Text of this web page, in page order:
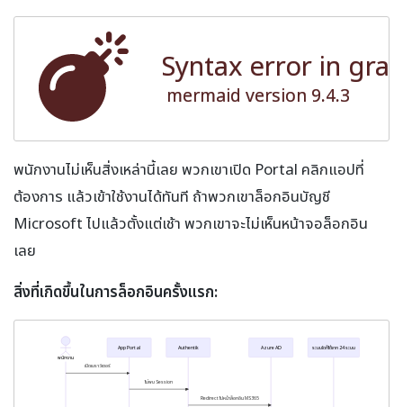
Syntax error in
mermaid version 9.4.3
พนักงานไม่เห็นสิ่งเหล่านี้เลย พวกเขาเปิด Portal คลิกแอปที่
ต้องการ แล้วเข้าใช้งานได้ทันที ถ้าพวกเขาล็อกอินบัญชี
Microsoft ไปแล้วตั้งแต่เช้า พวกเขาจะไม่เห็นหน้าจอล็อกอิน
เลย
สิ่งที่เกิดขึ้นในการล็อกอินครั้งแรก:
พนักงาน
App Portal Authentik Azure AD ระบบใดก็ได้จาก 24 ระบบ
เปิดเบราว์เซอร์
ไม่พบ Session
Redirect ไปหน้าล็อกอิน MS365